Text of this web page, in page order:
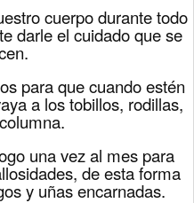
cuerpo durante todo
darle el cuidado que se
para que cuando estén
a los tobillos, rodillas,
una vez al mes para
de esta forma
y uñas encarnadas.